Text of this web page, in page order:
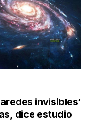
invisibles’
dice estudio